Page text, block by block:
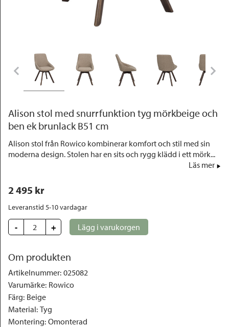
Alison stol med snurrfunktion tyg mörkbeige och
ben ek brunlack B51 cm
Alison stol från Rowico kombinerar komfort och stil med sin
moderna design. Stolen har en sits och rygg klädd i ett mörk...
Läs mer
2 495 kr
Leveranstid 5-10 vardagar
- + Lägg i varukorgen
Om produkten
Artikelnummer: 025082
Varumärke: Rowico
Färg: Beige
Material: Tyg
Montering: Omonterad